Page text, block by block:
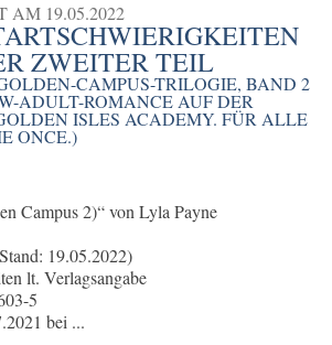
AM 19.05.2022
ZWEITER TEIL
CAMPUS-TRILOGIE, BAND 2
ADULT-ROMANCE AUF DER
ISLES ACADEMY. FÜR ALLE
ONCE.)
Campus 2)“ von Lyla Payne
19.05.2022)
lt. Verlagsangabe
5
bei ...